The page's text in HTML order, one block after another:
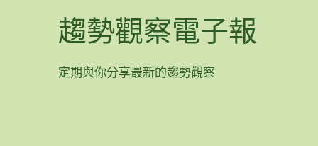
趨勢觀察電子報
定期與你分享最新的趨勢觀察